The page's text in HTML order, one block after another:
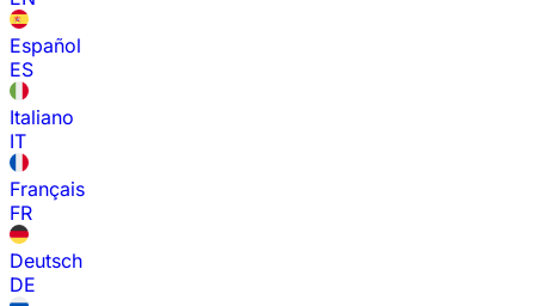
Español
ES
Italiano
IT
Français
FR
Deutsch
DE